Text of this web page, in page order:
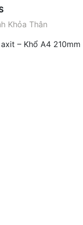
Khỏa Thân
– Khổ A4